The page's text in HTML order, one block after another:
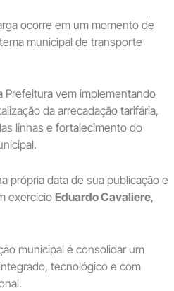
ocorre em um momento de
municipal de transporte
Prefeitura vem implementando
da arrecadação tarifária,
linhas e fortalecimento do
própria data de sua publicação e
exercícioEduardo Cavaliere,
municipal é consolidar um
tecnológico e com